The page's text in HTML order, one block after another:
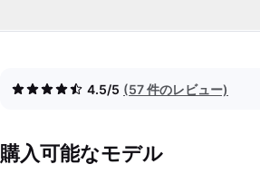
4.5/5 (57 件のレビュー)
購入可能なモデル